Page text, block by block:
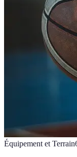
Équipement et Terrain